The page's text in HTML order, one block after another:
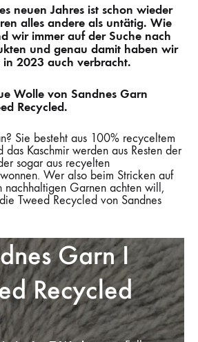
neuen Jahres ist schon wieder
alles andere als untätig. Wie
wir immer auf der Suche nach
und genau damit haben wir
2023 auch verbracht.
Wolle von Sandnes Garn
Recycled.
Sie besteht aus 100% recyceltem
Kaschmir werden aus Resten der
sogar aus recyelten
Wer also beim Stricken auf
nachhaltigen Garnen achten will,
Tweed Recycled von Sandnes
Garn I
Recycled